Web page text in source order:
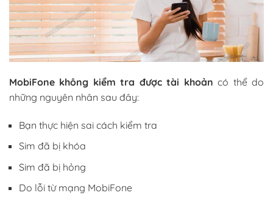
MobiFone không kiểm tra được tài khoản có thể do
những nguyên nhân sau đây:
Bạn thực hiện sai cách kiểm tra
Sim đã bị khóa
Sim đã bị hỏng
Do lỗi từ mạng MobiFone